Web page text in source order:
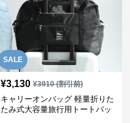
SALE
¥3,130 ¥3910(割引前)
キャリーオンバッグ 軽量折りた
たみ式大容量旅行用トートバッ